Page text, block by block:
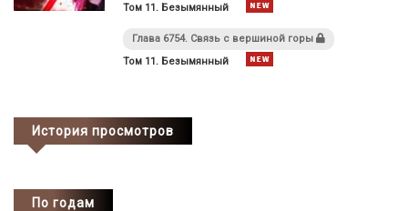
Том 11. Безымянный
Глава 6754. Связь с вершиной горы
Том 11. Безымянный
История просмотров
По годам